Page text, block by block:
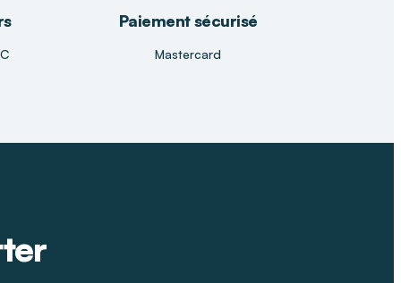
Paiement sécurisé
Mastercard